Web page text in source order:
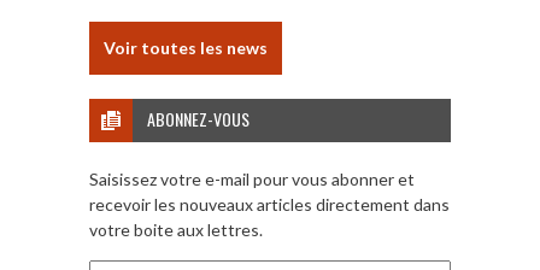
Voir toutes les news
ABONNEZ-VOUS
Saisissez votre e-mail pour vous abonner et
recevoir les nouveaux articles directement dans
votre boite aux lettres.